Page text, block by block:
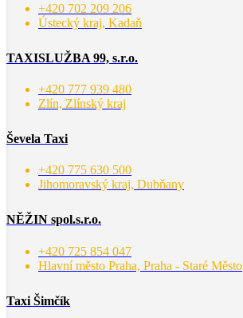
+420 702 209 206
Ústecký kraj, Kadaň
TAXISLUŽBA 99, s.r.o.
+420 777 939 480
Zlín, Zlínský kraj
Ševela Taxi
+420 775 630 500
Jihomoravský kraj, Dubňany
NĚŽIN spol.s.r.o.
+420 725 854 047
Hlavní město Praha, Praha - Staré Město
Taxi Šimčík